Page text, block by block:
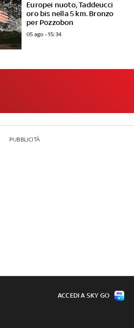
Europei nuoto, Taddeucci
oro bis nella 5 km. Bronzo
per Pozzobon
05 ago - 15:34
PUBBLICITÀ
ACCEDI A SKY GO